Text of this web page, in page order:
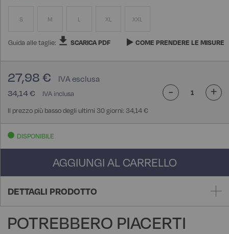
S M L XL XXL
Guida alle taglie: SCARICA PDF COME PRENDERE LE MISURE
34,14 €
27,98 €
Il prezzo più basso degli ultimi 30 giorni: 34,14 €
- +
DISPONIBILE
AGGIUNGI AL CARRELLO
DETTAGLI PRODOTTO
POTREBBERO PIACERTI